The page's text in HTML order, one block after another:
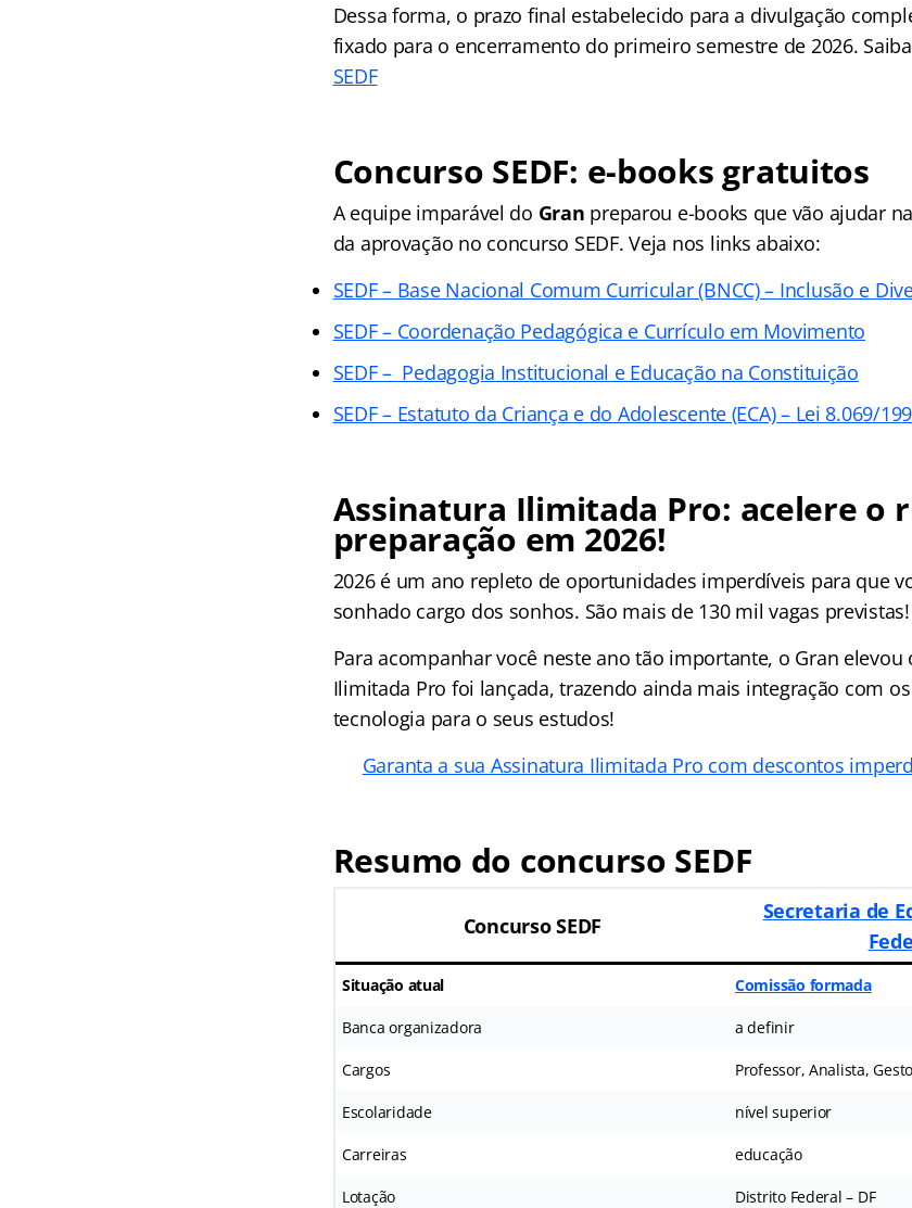
Dessa forma, o prazo final estabelecido para a divulgação
fixado para o encerramento do primeiro semestre de 2026.
SEDF
Concurso SEDF: e-books gratuitos
A equipe imparável do Gran preparou e-books que vão ajudar
da aprovação no concurso SEDF. Veja nos links abaixo:
SEDF – Base Nacional Comum Curricular (BNCC) – Inclusão e
SEDF – Coordenação Pedagógica e Currículo em Movimento
SEDF – Pedagogia Institucional e Educação na Constituição
SEDF – Estatuto da Criança e do Adolescente (ECA) – Lei 8.069/19
Assinatura Ilimitada Pro: acelere o
preparação em 2026!
2026 é um ano repleto de oportunidades imperdíveis para que
sonhado cargo dos sonhos. São mais de 130 mil vagas previstas!
Para acompanhar você neste ano tão importante, o Gran elevou
Ilimitada Pro foi lançada, trazendo ainda mais integração com
tecnologia para o seus estudos!
Garanta a sua Assinatura Ilimitada Pro com descontos
Resumo do concurso SEDF
Concurso SEDF
Secretaria de
Situação atual Comissão formada
Banca organizadora a definir
Cargos Professor, Analista,
Escolaridade nível superior
Carreiras educação
Lotação Distrito Federal – DF